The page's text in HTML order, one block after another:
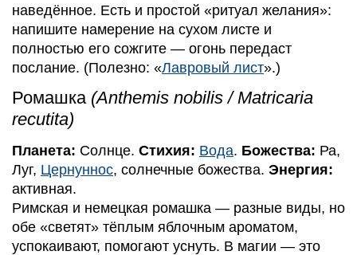
наведённое. Есть и простой «ритуал желания»:
напишите намерение на сухом листе и
полностью его сожгите — огонь передаст
послание. (Полезно: «Лавровый лист».)
Ромашка (Anthemis nobilis / Matricaria
recutita)
Планета: Солнце. Стихия: Вода. Божества: Ра,
Луг, Цернуннос, солнечные божества. Энергия:
активная.
Римская и немецкая ромашка — разные виды, но
обе «светят» тёплым яблочным ароматом,
успокаивают, помогают уснуть. В магии — это